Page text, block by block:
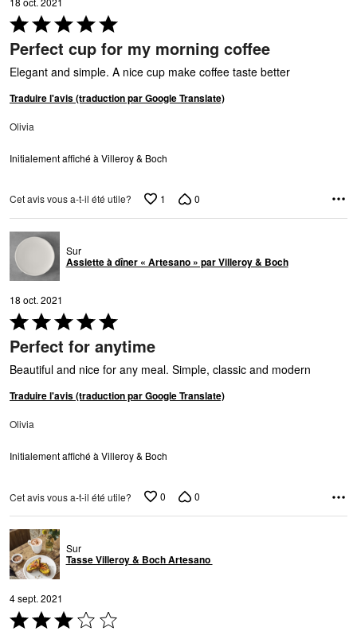
Coté
5 sur
5
Perfect cup for my morning coffee
Elegant and simple. A nice cup make coffee taste better
Traduire l'avis (traduction par Google Translate)
Olivia
Initialement affiché à Villeroy & Boch
Cet avis vous a-t-il été utile? 1 0
Sur
Assiette à dîner « Artesano » par Villeroy & Boch
18 oct. 2021
Coté
5 sur
5
Perfect for anytime
Beautiful and nice for any meal. Simple, classic and modern
Traduire l'avis (traduction par Google Translate)
Olivia
Initialement affiché à Villeroy & Boch
Cet avis vous a-t-il été utile? 0 0
Sur
Tasse Villeroy & Boch Artesano
4 sept. 2021
Coté